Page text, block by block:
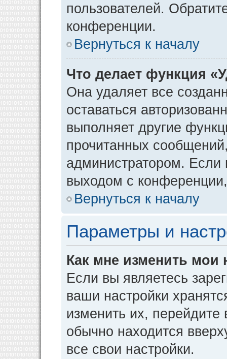
пользователей.
конференции.
Вернуться к началу
Что делает функция
Она удаляет все
оставаться
выполняет другие
прочитанных
администратором. Если
выходом с
Вернуться к началу
Параметры и
Как мне изменить мои
Если вы являетесь
ваши настройки
изменить их, перейдите
обычно находится
все свои настройки.